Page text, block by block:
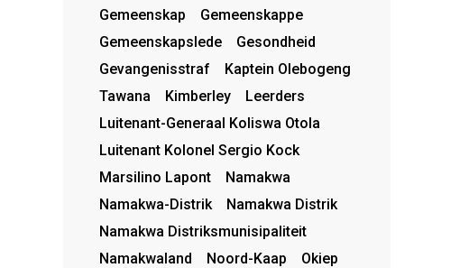
Gemeenskap
Gemeenskappe
Gemeenskapslede
Gesondheid
Gevangenisstraf
Kaptein Olebogeng
Tawana
Kimberley
Leerders
Luitenant-Generaal Koliswa Otola
Luitenant Kolonel Sergio Kock
Marsilino Lapont
Namakwa
Namakwa-Distrik
Namakwa Distrik
Namakwa Distriksmunisipaliteit
Namakwaland
Noord-Kaap
Okiep